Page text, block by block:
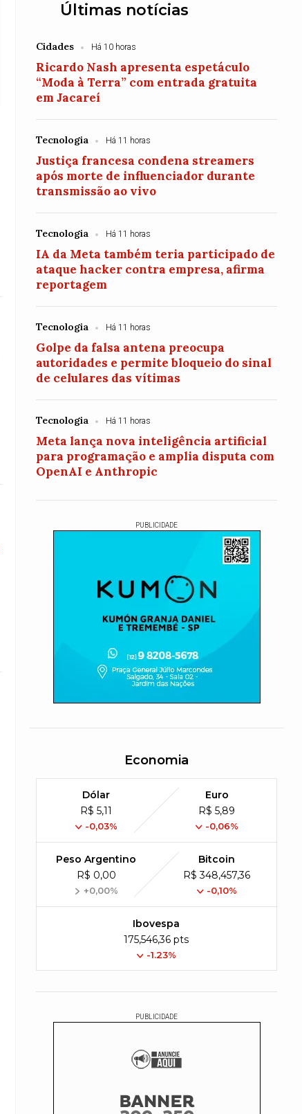
Últimas notícias
Cidades Há 10 horas
Ricardo Nash apresenta espetáculo
“Moda à Terra” com entrada gratuita
em Jacareí
Tecnologia Há 11 horas
Justiça francesa condena streamers
após morte de influenciador durante
transmissão ao vivo
Tecnologia Há 11 horas
IA da Meta também teria participado de
ataque hacker contra empresa, afirma
reportagem
Tecnologia Há 11 horas
Golpe da falsa antena preocupa
autoridades e permite bloqueio do sinal
de celulares das vítimas
Tecnologia Há 11 horas
Meta lança nova inteligência artificial
para programação e amplia disputa com
OpenAI e Anthropic
PUBLICIDADE
Economia
Dólar
R$ 5,11
-0,03%
Euro
R$ 5,89
-0,06%
Peso Argentino
R$ 0,00
+0,00%
Bitcoin
R$ 348,457,36
-0,10%
Ibovespa
175,546,36 pts
-1.23%
PUBLICIDADE